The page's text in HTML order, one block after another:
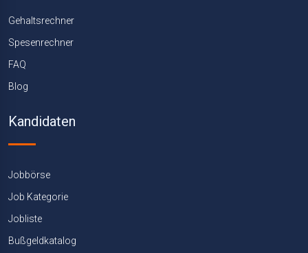
Gehaltsrechner
Spesenrechner
FAQ
Blog
Kandidaten
Jobbörse
Job Kategorie
Jobliste
Bußgeldkatalog